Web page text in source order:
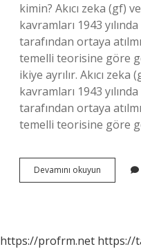
kimin? Akıcı zeka (gf)
kavramları 1943
tarafından ortaya
temelli teorisine göre
ikiye ayrılır. Akıcı
kavramları 1943
tarafından ortaya
temelli teorisine göre
Devamını okuyun Cattellin
Zeka
https://profrm.net https://